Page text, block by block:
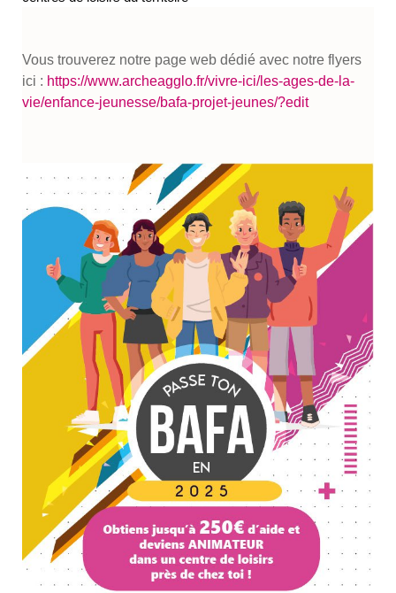
Vous trouverez notre page web dédié avec notre flyers
ici : https://www.archeagglo.fr/vivre-ici/les-ages-de-la-
vie/enfance-jeunesse/bafa-projet-jeunes/?edit